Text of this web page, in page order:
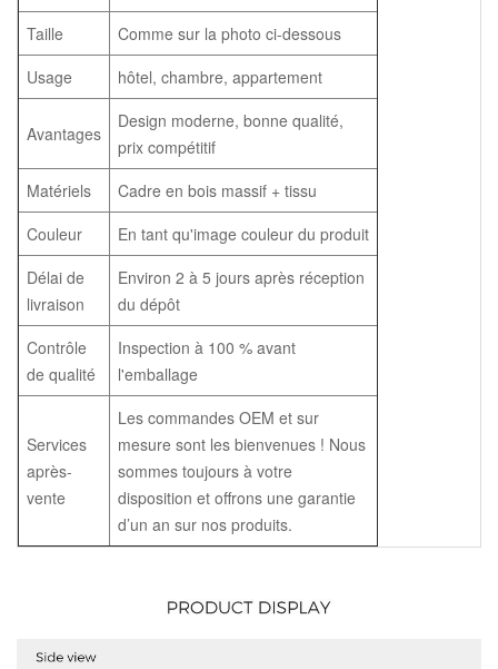
Taille
Comme sur la photo ci-dessous
Usage
hôtel, chambre, appartement
Avantages
Design moderne, bonne qualité,
prix compétitif
Matériels
Cadre en bois massif + tissu
Couleur
En tant qu'image couleur du produit
Délai de
livraison
Environ 2 à 5 jours après réception
du dépôt
Contrôle
de qualité
Inspection à 100 % avant
l'emballage
Services
après-
vente
Les commandes OEM et sur
mesure sont les bienvenues ! Nous
sommes toujours à votre
disposition et offrons une garantie
d’un an sur nos produits.